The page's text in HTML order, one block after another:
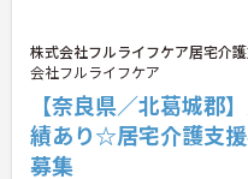
株式会社フルライフケア居宅介
会社フルライフケア
【奈良県／北葛城郡
績あり☆居宅介護支
募集